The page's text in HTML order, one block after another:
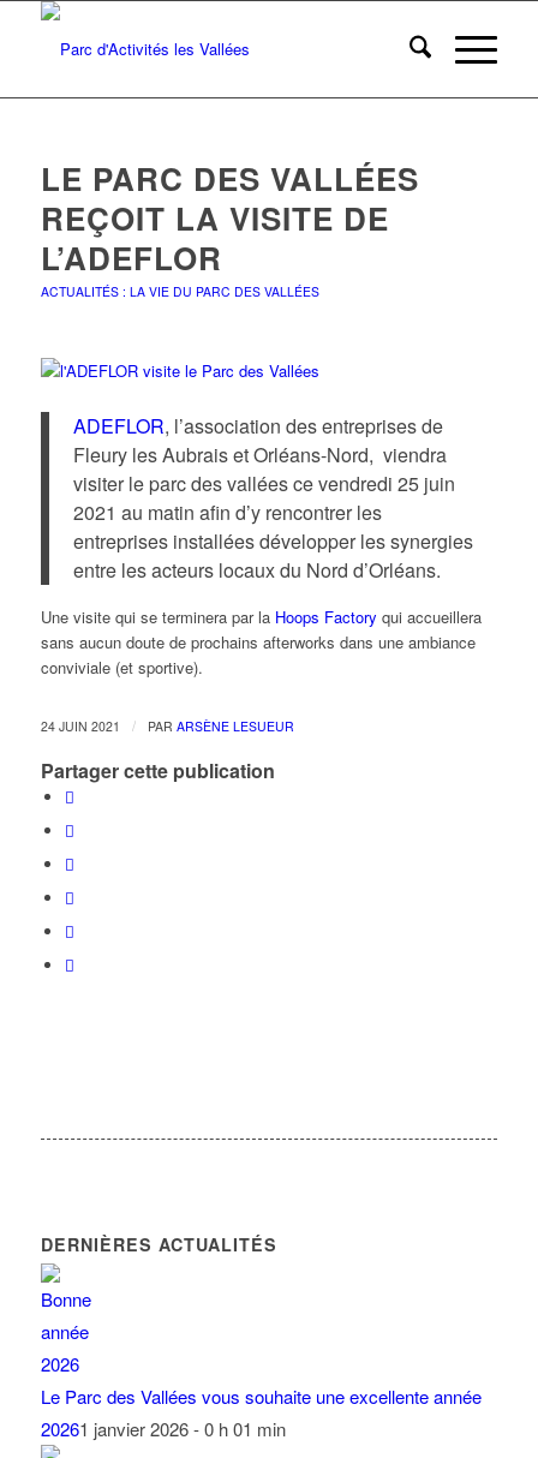
LE PARC DES VALLÉES
REÇOIT LA VISITE DE
L’ADEFLOR
ACTUALITÉS : LA VIE DU PARC DES VALLÉES
ADEFLOR, l’association des entreprises de
Fleury les Aubrais et Orléans-Nord, viendra
visiter le parc des vallées ce vendredi 25 juin
2021 au matin afin d’y rencontrer les
entreprises installées développer les synergies
entre les acteurs locaux du Nord d’Orléans.
Une visite qui se terminera par la Hoops Factory qui accueillera
sans aucun doute de prochains afterworks dans une ambiance
conviviale (et sportive).
24 JUIN 2021 / PAR ARSÈNE LESUEUR
Partager cette publication
DERNIÈRES ACTUALITÉS
Le Parc des Vallées vous souhaite une excellente année
20261 janvier 2026 - 0 h 01 min